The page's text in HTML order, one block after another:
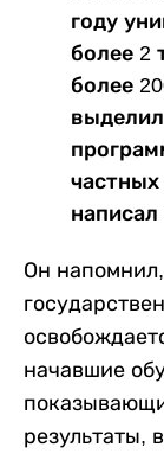
году
более 2
более
написал
Он
начавшие
результаты,